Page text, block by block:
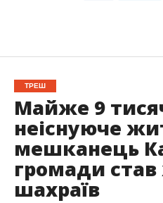
ТРЕШ
Майже 9
неіснуюче
мешканець
громади
шахраїв